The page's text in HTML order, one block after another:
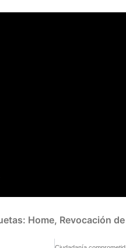
Home, Revocación